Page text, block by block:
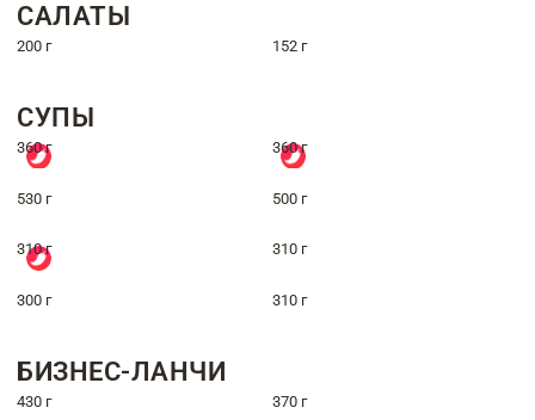
САЛАТЫ
200 г 152 г
СУПЫ
360 г 360 г
530 г 500 г
310 г 310 г
300 г 310 г
БИЗНЕС-ЛАНЧИ
430 г 370 г